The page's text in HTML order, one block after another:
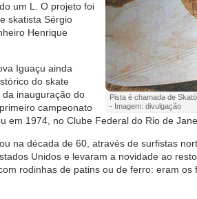
Pista é chamada de
- Imagem: divulgação
um L. O projeto foi
skatista Sérgio
Henrique
Iguaçu ainda
do skate
da inauguração do
campeonato
em 1974, no Clube Federal do Rio de
na década de 60, através de surfistas
Unidos e levaram a novidade ao
rodinhas de patins ou de ferro: eram